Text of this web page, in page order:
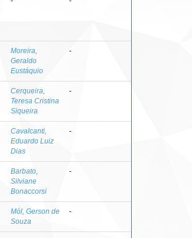
Moreira,
Geraldo
Eustáquio
-
Cerqueira,
Teresa Cristina
Siqueira
-
Cavalcanti,
Eduardo Luiz
Dias
-
Barbato,
Silviane
Bonaccorsi
-
Mól, Gerson de
Souza
-